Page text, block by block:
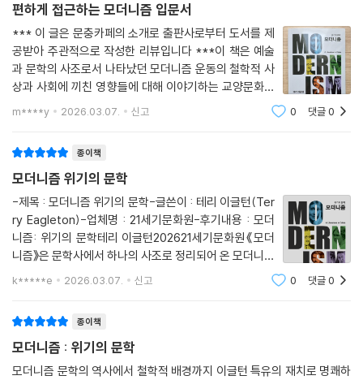
결국 모더니즘은 기존의 지배적 합리성이 재앙적으로 실패한 시대에 대안
적 합리성을 모색하는 시도이다.
--- p.234
편하게 접근하는 모더니즘 입문서
*** 이 글은 문충카페의 소개로 출판사로부터 도서를 제
공받아 주관적으로 작성한 리뷰입니다 ***이 책은 예술
과 문학의 사조로서 나타났던 모더니즘 운동의 철학적 사
상과 사회에 끼친 영향들에 대해 이야기하는 교양문화서
적이다.책의 내용과 구성은 총 4개 단원으로 나누어, 모더
니즘 시기와 특성, 모더니즘과 문학의 관계, 모더니즘이
m****y 2026.03.07. 신고 0 댓글0
종이책
모더니즘 위기의 문학
-제목 : 모더니즘 위기의 문학-글쓴이 : 테리 이글턴(Ter
ry Eagleton)-업체명 : 21세기문화원-후기내용 : 모더
니즘: 위기의 문학테리 이글턴202621세기문화원《모더
니즘》은 문학사에서 하나의 사조로 정리되어 온 모더니즘
을 단순한 역사적 흐름이 아니라 현대 세계를 이해하기 위
k*****e 2026.03.07. 신고 0 댓글0
종이책
모더니즘 : 위기의 문학
모더니즘 문학의 역사에서 철학적 배경까지 이글턴 특유의 재치로 명쾌하